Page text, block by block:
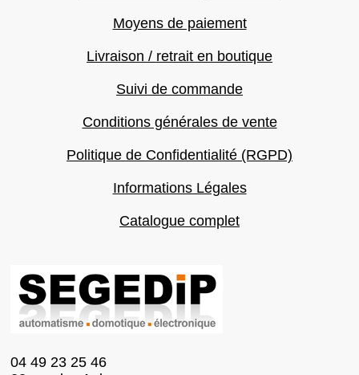
Moyens de paiement
Livraison / retrait en boutique
Suivi de commande
Conditions générales de vente
Politique de Confidentialité (RGPD)
Informations Légales
Catalogue complet
04 49 23 25 46